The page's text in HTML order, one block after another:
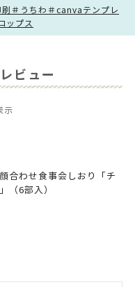
＃うちわ ＃canvaテンプレ
ップス
ビュー
示
合わせ食事会しおり「チ
（6部入）